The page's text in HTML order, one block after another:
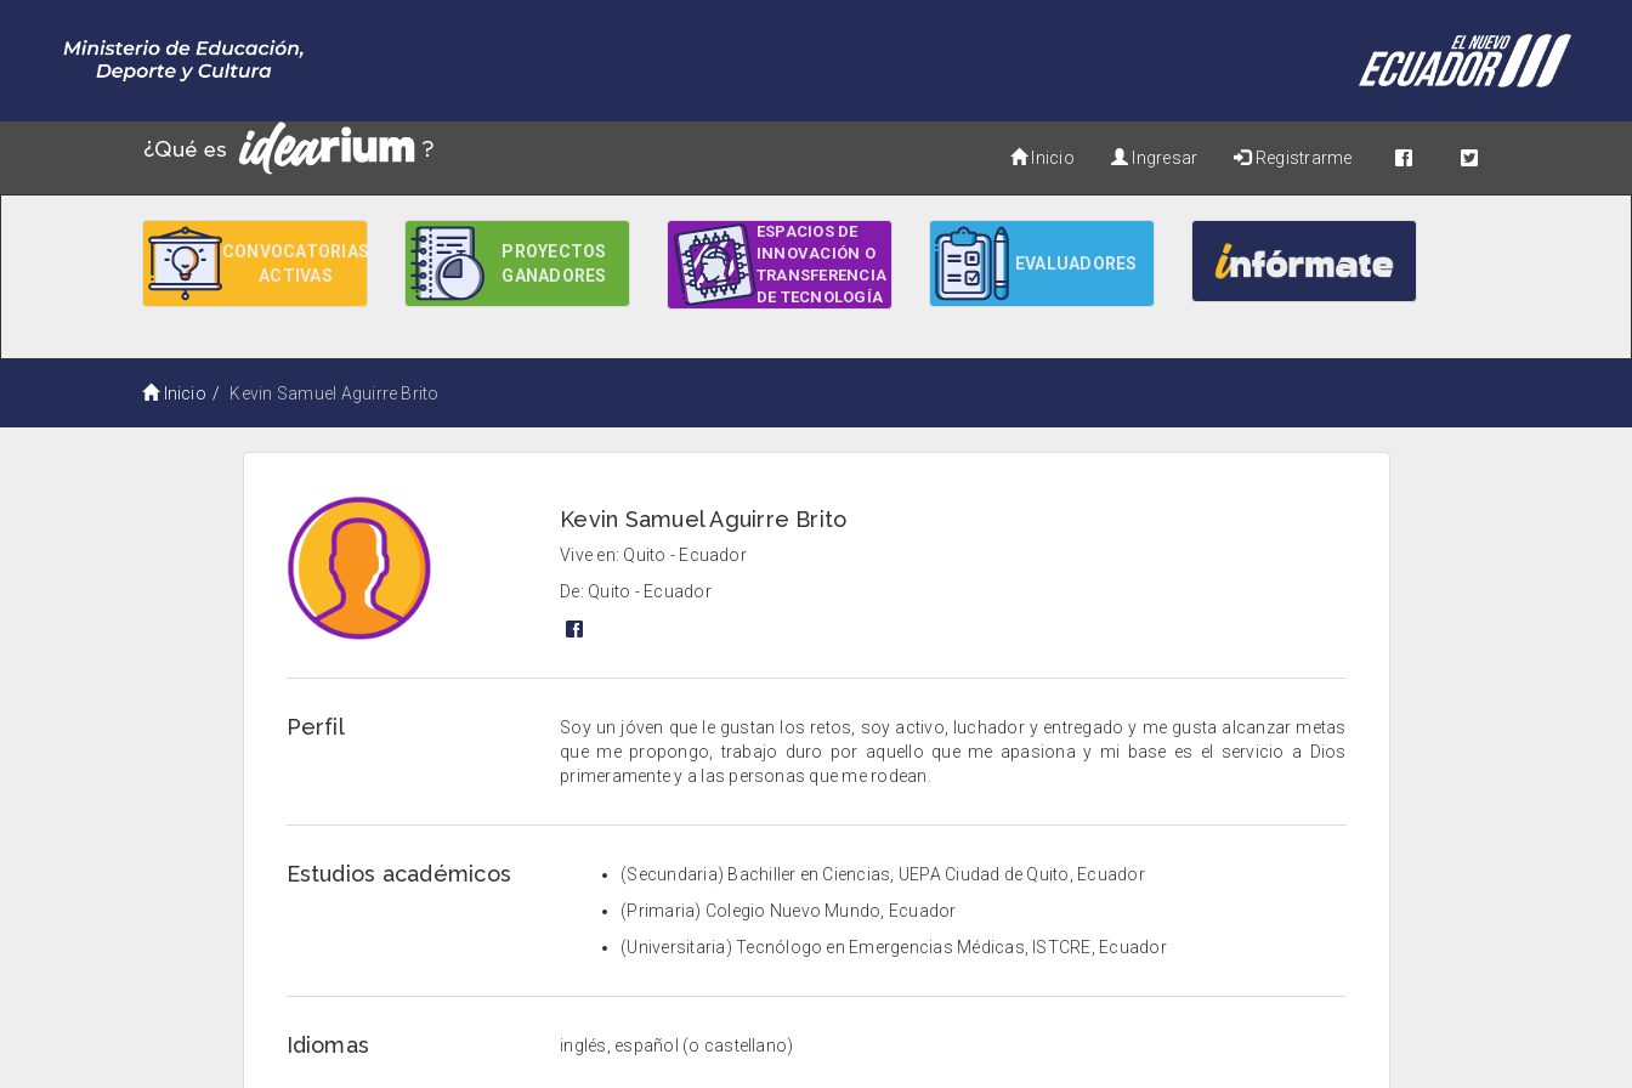
Inicio Ingresar Registrarme
CONVOCATORIAS
ACTIVAS
PROYECTOS
GANADORES
ESPACIOS DE
INNOVACIÓN O
TRANSFERENCIA
DE TECNOLOGÍA
EVALUADORES
Inicio Kevin Samuel Aguirre Brito
Kevin Samuel Aguirre Brito
Vive en: Quito - Ecuador
De: Quito - Ecuador
Perfil
Soy un jóven que le gustan los retos, soy activo, luchador y entregado y me gusta alcanzar metas
que me propongo, trabajo duro por aquello que me apasiona y mi base es el servicio a Dios
primeramente y a las personas que me rodean.
Estudios académicos
(Secundaria) Bachiller en Ciencias, UEPA Ciudad de Quito, Ecuador
(Primaria) Colegio Nuevo Mundo, Ecuador
(Universitaria) Tecnólogo en Emergencias Médicas, ISTCRE, Ecuador
Idiomas inglés, español (o castellano)